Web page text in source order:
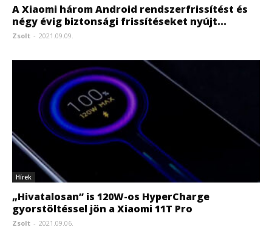
A Xiaomi három Android rendszerfrissítést és
négy évig biztonsági frissítéseket nyújt...
Zsolt - 2021.09.09.
Hírek
„Hivatalosan” is 120W-os HyperCharge
gyorstöltéssel jön a Xiaomi 11T Pro
Zsolt - 2021.09.06.